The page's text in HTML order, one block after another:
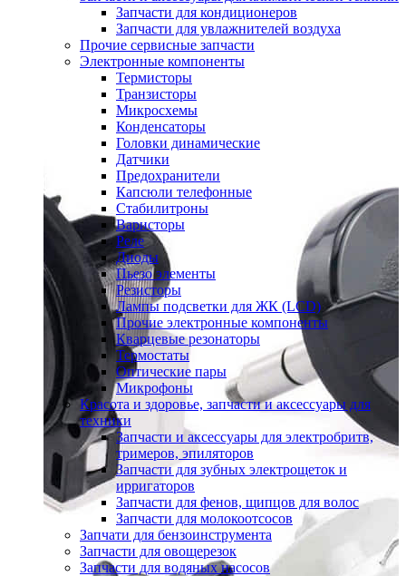
Запчасти для кондиционеров
Запчасти для увлажнителей воздуха
Прочие сервисные запчасти
Электронные компоненты
Термисторы
Транзисторы
Микросхемы
Конденсаторы
Головки динамические
Датчики
Предохранители
Капсюли телефонные
Стабилитроны
Варисторы
Реле
Диоды
Пьезо элементы
Резисторы
Лампы подсветки для ЖК (LCD)
Прочие электронные компоненты
Кварцевые резонаторы
Термостаты
Оптические пары
Микрофоны
Красота и здоровье, запчасти и аксессуары для
техники
Запчасти и аксессуары для электробритв,
тримеров, эпиляторов
Запчасти для зубных электрощеток и
ирригаторов
Запчасти для фенов, щипцов для волос
Запчасти для молокоотсосов
Запчати для бензоинструмента
Запчасти для овощерезок
Запчасти для водяных насосов